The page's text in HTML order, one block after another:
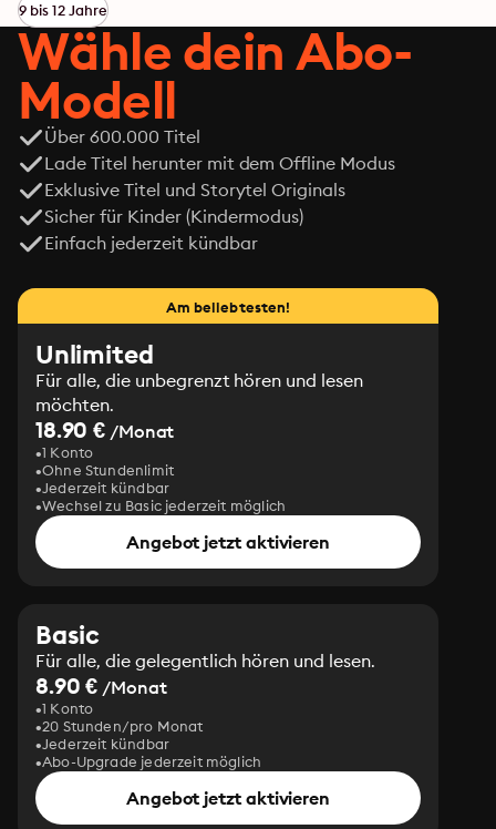
9 bis 12 Jahre
Wähle dein Abo-
Modell
Über 600.000 Titel
Lade Titel herunter mit dem Offline Modus
Exklusive Titel und Storytel Originals
Sicher für Kinder (Kindermodus)
Einfach jederzeit kündbar
Am beliebtesten!
Unlimited
Für alle, die unbegrenzt hören und lesen
möchten.
18.90 € /Monat
1 Konto
Ohne Stundenlimit
Jederzeit kündbar
Wechsel zu Basic jederzeit möglich
Angebot jetzt aktivieren
Basic
Für alle, die gelegentlich hören und lesen.
8.90 € /Monat
1 Konto
20 Stunden/pro Monat
Jederzeit kündbar
Abo-Upgrade jederzeit möglich
Angebot jetzt aktivieren